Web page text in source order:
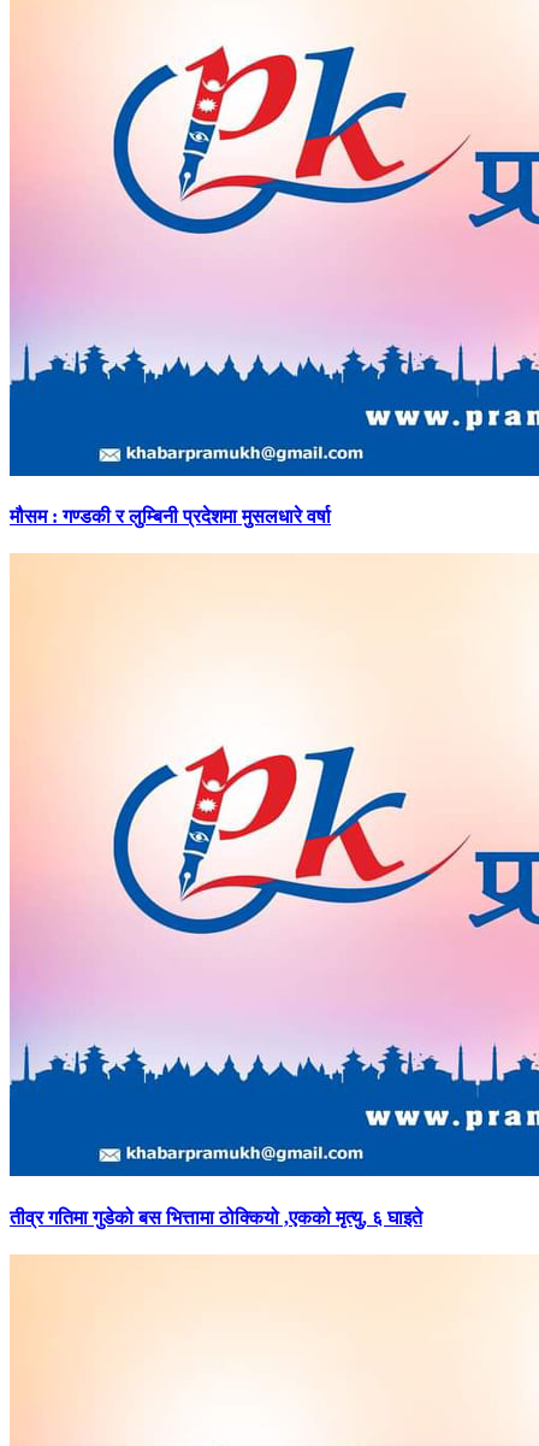
मौसम: गण्डकी र लुम्बिनी प्रदेशमा मुसलधारे वर्षा
तीव्रगतिमा गुडेको बस भित्तामा ठोक्कियो ,एकको मृत्यु, ६ घाइते